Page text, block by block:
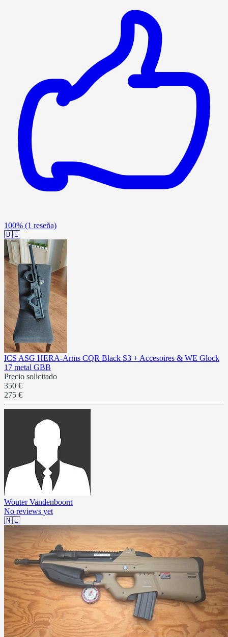
100% (1 reseña)
🇧🇪
ICS ASG HERA-Arms CQR Black S3 + Accesoires & WE Glock
17 metal GBB
Precio solicitado
350 €
275 €
Wouter Vandenboorn
No reviews yet
🇳🇱